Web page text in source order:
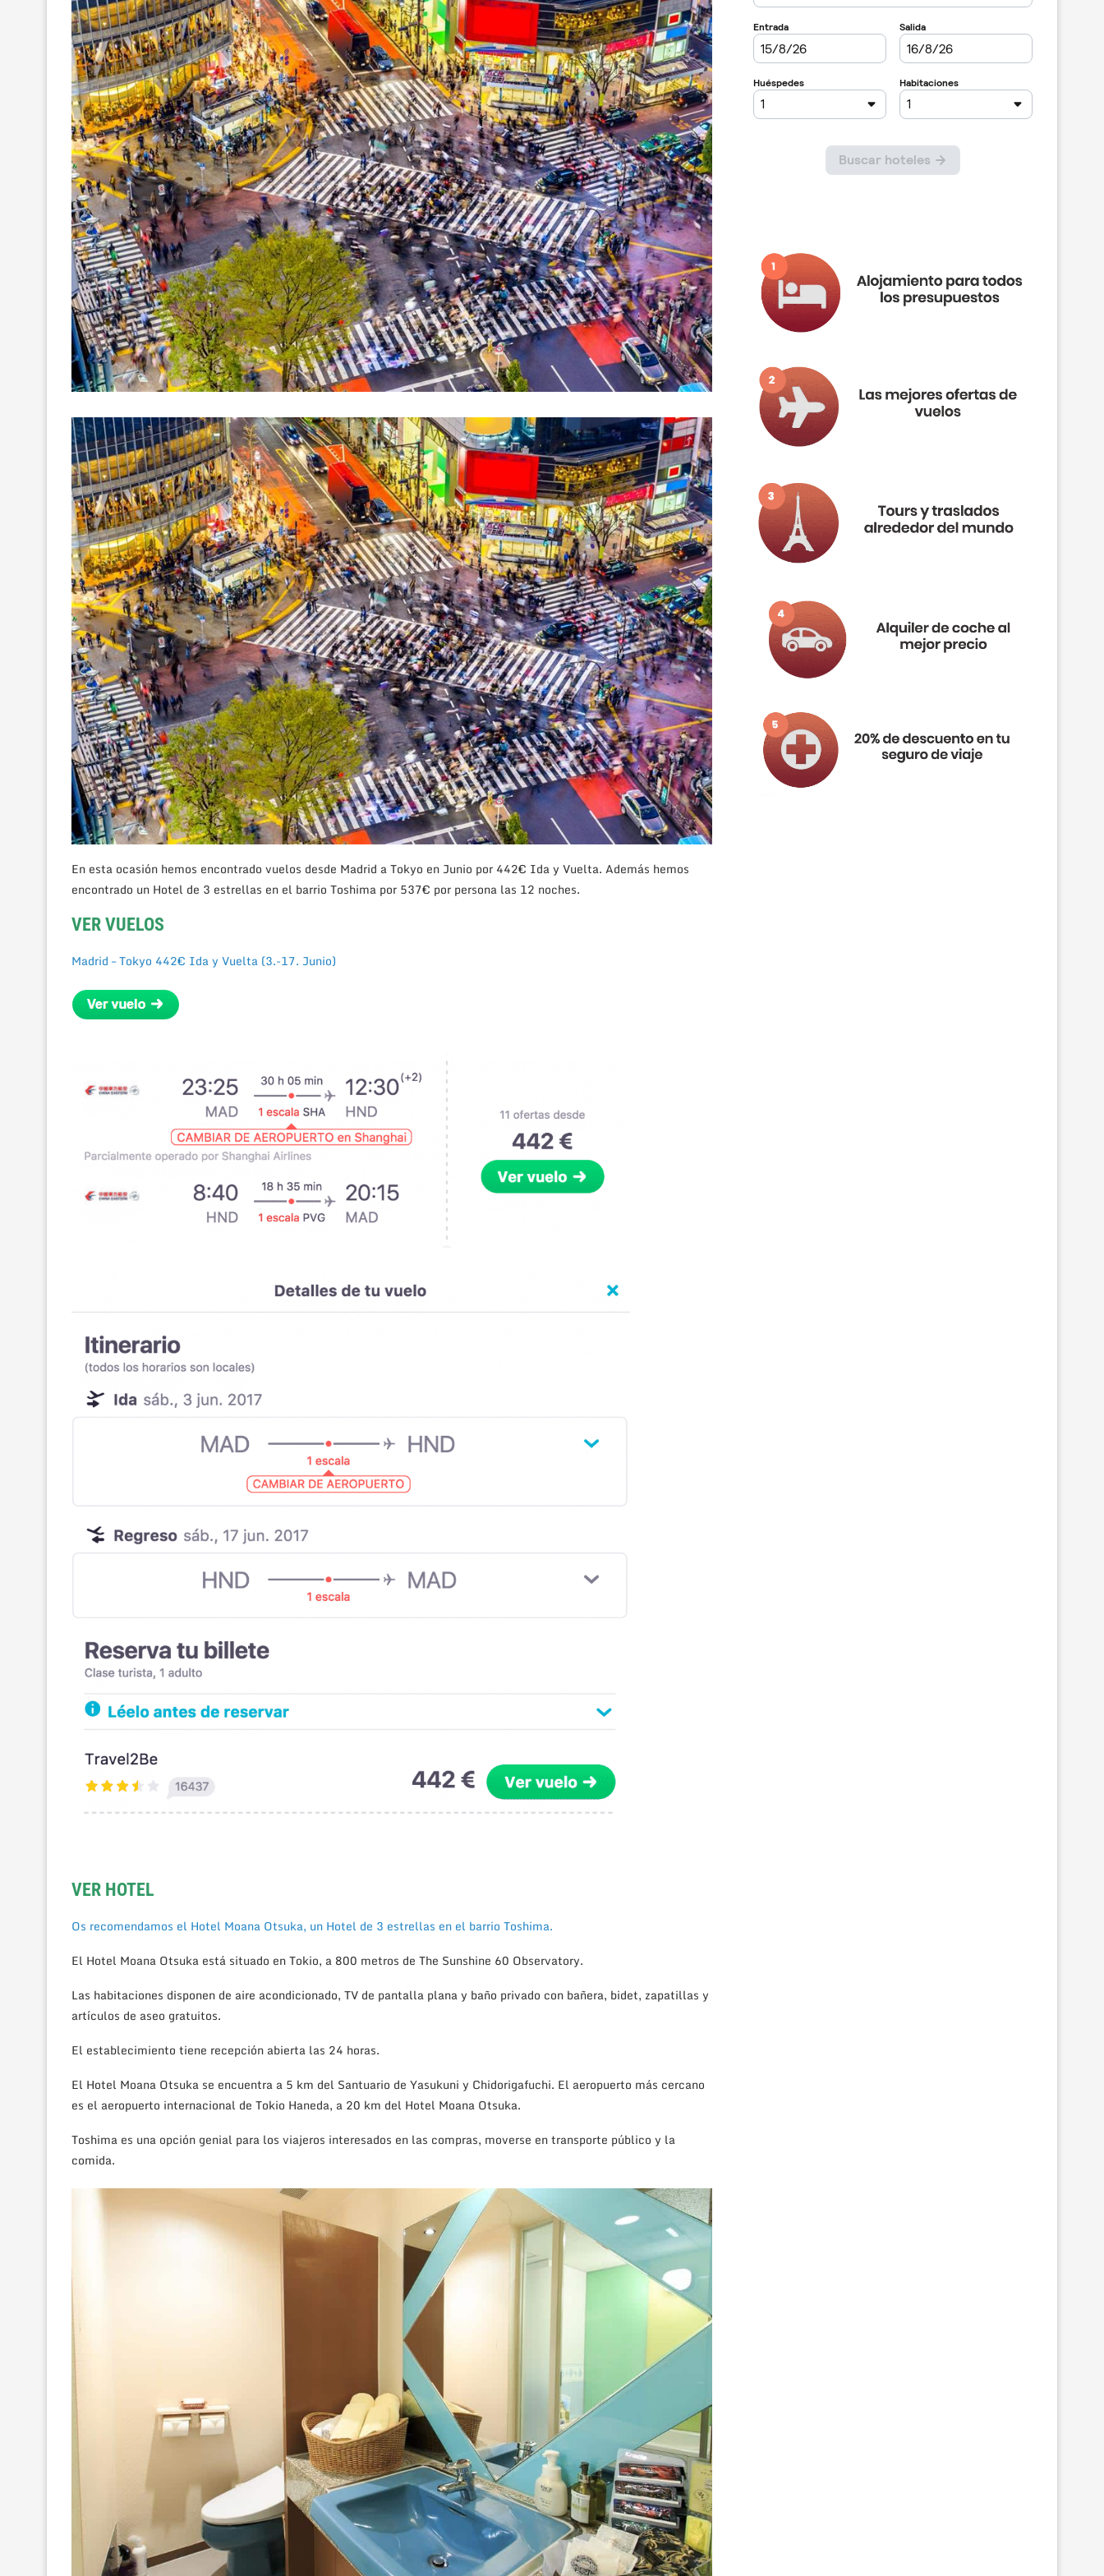
En esta ocasión hemos encontrado vuelos desde Madrid a Tokyo en Junio por 442€ Ida y Vuelta. Además hemos
encontrado un Hotel de 3 estrellas en el barrio Toshima por 537€ por persona las 12 noches.
VER VUELOS
Madrid – Tokyo 442€ Ida y Vuelta (3.-17. Junio)
VER HOTEL
Os recomendamos el Hotel Moana Otsuka, un Hotel de 3 estrellas en el barrio Toshima.
El Hotel Moana Otsuka está situado en Tokio, a 800 metros de The Sunshine 60 Observatory.
Las habitaciones disponen de aire acondicionado, TV de pantalla plana y baño privado con bañera, bidet, zapatillas y
artículos de aseo gratuitos.
El establecimiento tiene recepción abierta las 24 horas.
El Hotel Moana Otsuka se encuentra a 5 km del Santuario de Yasukuni y Chidorigafuchi. El aeropuerto más cercano
es el aeropuerto internacional de Tokio Haneda, a 20 km del Hotel Moana Otsuka.
Toshima es una opción genial para los viajeros interesados en las compras, moverse en transporte público y la
comida.